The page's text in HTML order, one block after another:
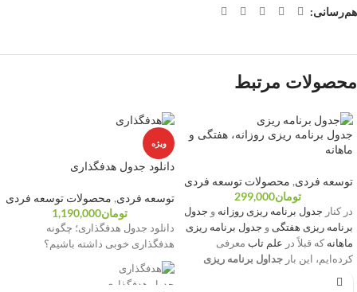
هم‌رسانی:
محصولات مرتبط
جدول برنامه ریزی روزانه، هفتگی و
ماهانه
توسعه فردی, محصولات توسعه فردی
تومان299,000
در کنار جدول برنامه ریزی روزانه و جدول
برنامه ریزی هفتگی و جدول برنامه ریزی
ماهانه که قبلاً در علم تاب معرفی
کرده‌ایم، این بار جداول برنامه ریزی
روزانه، هفتگی و ماهانه
ویژه
دانلود جدول هدفگذاری
توسعه فردی, محصولات توسعه فردی
تومان1,190,000
دانلود جدول هدفگذاری؛ چگونه
هدفگذاری خوبی داشته باشیم؟
جدول هدفگذاری